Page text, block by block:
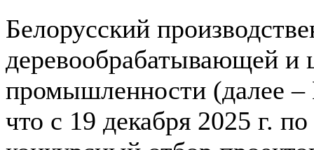
Белорусский
деревообрабатывающей и
промышленности (далее
что с 19 декабря 2025 г.